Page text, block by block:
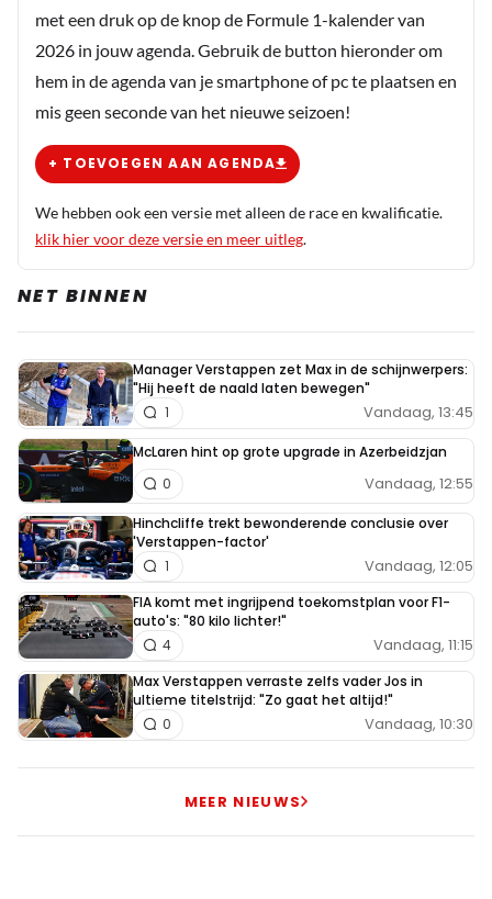
met een druk op de knop de Formule 1-kalender van
2026 in jouw agenda. Gebruik de button hieronder om
hem in de agenda van je smartphone of pc te plaatsen en
mis geen seconde van het nieuwe seizoen!
+ TOEVOEGEN AAN AGENDA
We hebben ook een versie met alleen de race en kwalificatie.
klik hier voor deze versie en meer uitleg.
NET BINNEN
Manager Verstappen zet Max in de schijnwerpers:
"Hij heeft de naald laten bewegen"
Vandaag, 13:45
1
McLaren hint op grote upgrade in Azerbeidzjan
Vandaag, 12:55
0
Hinchcliffe trekt bewonderende conclusie over
'Verstappen-factor'
Vandaag, 12:05
1
FIA komt met ingrijpend toekomstplan voor F1-
auto's: "80 kilo lichter!"
Vandaag, 11:15
4
Max Verstappen verraste zelfs vader Jos in
ultieme titelstrijd: "Zo gaat het altijd!"
Vandaag, 10:30
0
MEER NIEUWS